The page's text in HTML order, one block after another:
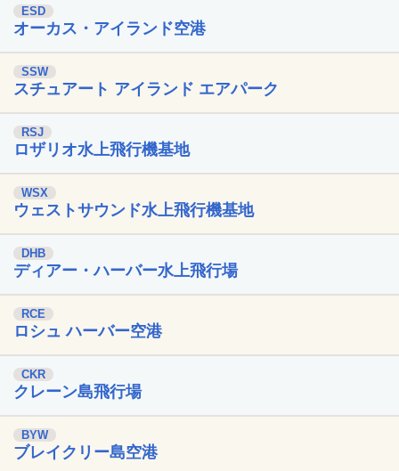
ESD
オーカス・アイランド空港
SSW
スチュアート アイランド エアパーク
RSJ
ロザリオ水上飛行機基地
WSX
ウェストサウンド水上飛行機基地
DHB
ディアー・ハーバー水上飛行場
RCE
ロシュ ハーバー空港
CKR
クレーン島飛行場
BYW
ブレイクリー島空港